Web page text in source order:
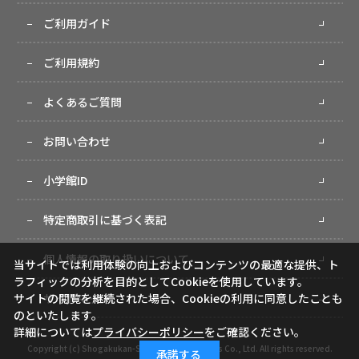
ご利用ガイド
ご利用規約
よくあるご質問
お問い合わせ
小学館ID
特定商取引に基づく表記
個人情報の取り扱いについて
サイトマップ
Copyright (c) Shogakukan-Shueisha Productions Co., Ltd. All rights reserved.
当サイトでは利用体験の向上およびコンテンツの最適な提供、ト
ラフィックの分析を目的としてCookieを使用しています。
サイトの閲覧を継続された場合、Cookieの利用に同意したことも
のといたします。
詳細についてはプライバシーポリシーをご確認ください。
承諾する